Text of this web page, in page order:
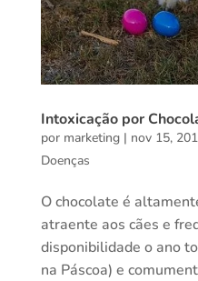
Intoxicação por
por marketing| nov 15,
Doenças
O chocolate é
atraente aos cães e
disponibilidade o ano
na Páscoa) e